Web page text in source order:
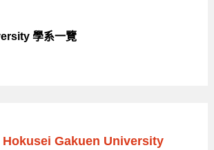
學系一覽
Hokusei Gakuen University